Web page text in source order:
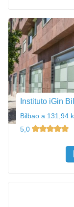
Instituto iGin
Bilbao a 131,94
5,0